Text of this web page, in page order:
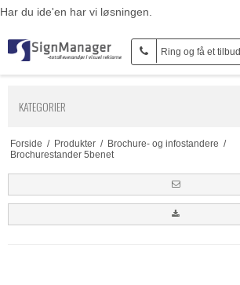
Har du ide'en har vi løsningen.
Ring og få et tilbud
KATEGORIER
Forside / Produkter / Brochure- og infostandere /
Brochurestander 5benet